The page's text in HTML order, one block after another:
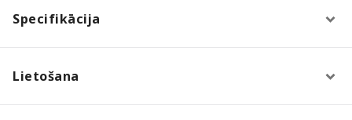
Specifikācija
Lietošana